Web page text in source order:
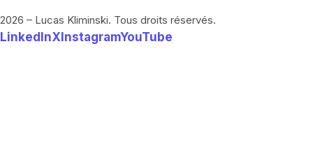
2026 – Lucas Kliminski. Tous droits réservés.
LinkedInX InstagramYouTube